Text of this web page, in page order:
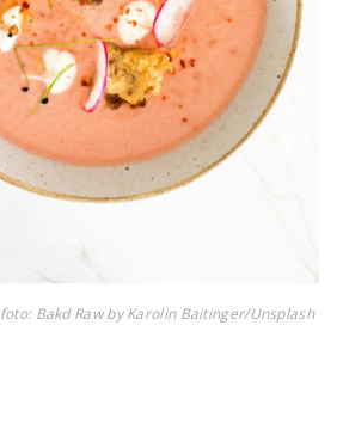
foto: Bakd Raw by Karolin Baitinger/Unsplash